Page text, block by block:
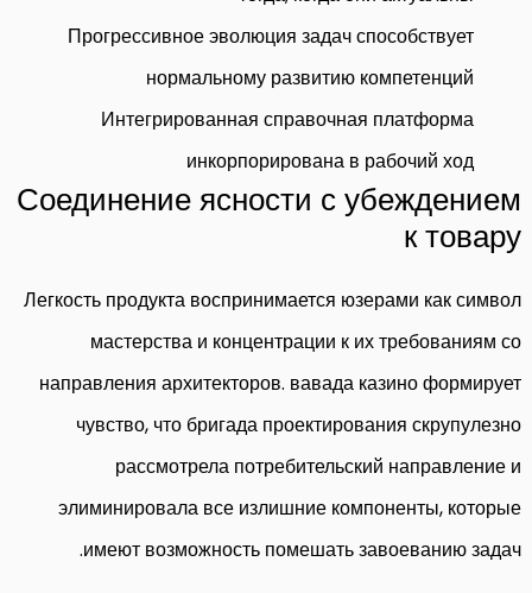
Прогрессивное эволюция задач способствует
нормальному развитию компетенций
Интегрированная справочная платформа
инкорпорирована в рабочий ход
Соединение ясности с убеждением
к товару
Легкость продукта воспринимается юзерами как символ
мастерства и концентрации к их требованиям со
направления архитекторов. вавада казино формирует
чувство, что бригада проектирования скрупулезно
рассмотрела потребительский направление и
элиминировала все излишние компоненты, которые
имеют возможность помешать завоеванию задач.